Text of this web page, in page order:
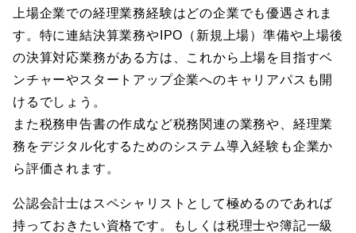
上場企業での経理業務経験はどの企業でも優遇されま
す。特に連結決算業務やIPO（新規上場）準備や上場後
の決算対応業務がある方は、これから上場を目指すベ
ンチャーやスタートアップ企業へのキャリアパスも開
けるでしょう。
また税務申告書の作成など税務関連の業務や、経理業
務をデジタル化するためのシステム導入経験も企業か
ら評価されます。
公認会計士はスペシャリストとして極めるのであれば
持っておきたい資格です。もしくは税理士や簿記一級